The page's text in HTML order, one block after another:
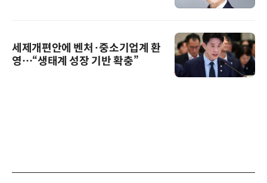
세제개편안에 벤처·중소기업계 환
영…“생태계 성장 기반 확충”